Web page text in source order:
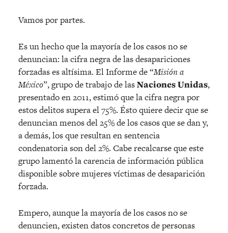
Vamos por partes.
Es un hecho que la mayoría de los casos no se
denuncian: la cifra negra de las desapariciones
forzadas es altísima. El Informe de “Misión a
México”, grupo de trabajo de lasNaciones Unidas,
presentado en 2011, estimó que la cifra negra por
estos delitos supera el 75%. Ésto quiere decir que se
denuncian menos del 25% de los casos que se dan y,
a demás, los que resultan en sentencia
condenatoria son del 2%. Cabe recalcarse que este
grupo lamentó la carencia de información pública
disponible sobre mujeres víctimas de desaparición
forzada.
Empero, aunque la mayoría de los casos no se
denuncien, existen datos concretos de personas